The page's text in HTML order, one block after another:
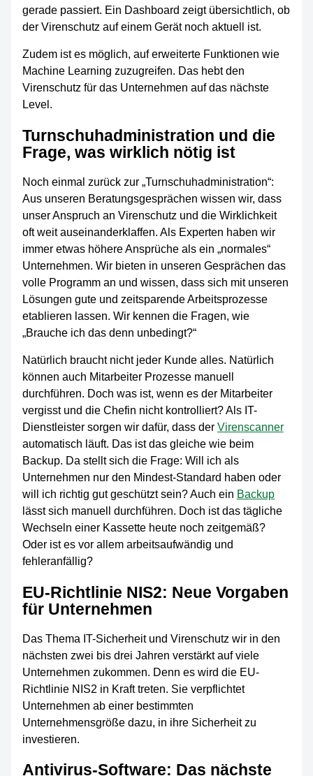
gerade passiert. Ein Dashboard zeigt übersichtlich, ob
der Virenschutz auf einem Gerät noch aktuell ist.
Zudem ist es möglich, auf erweiterte Funktionen wie
Machine Learning zuzugreifen. Das hebt den
Virenschutz für das Unternehmen auf das nächste
Level.
Turnschuhadministration und die
Frage, was wirklich nötig ist
Noch einmal zurück zur „Turnschuhadministration“:
Aus unseren Beratungsgesprächen wissen wir, dass
unser Anspruch an Virenschutz und die Wirklichkeit
oft weit auseinanderklaffen. Als Experten haben wir
immer etwas höhere Ansprüche als ein „normales“
Unternehmen. Wir bieten in unseren Gesprächen das
volle Programm an und wissen, dass sich mit unseren
Lösungen gute und zeitsparende Arbeitsprozesse
etablieren lassen. Wir kennen die Fragen, wie
„Brauche ich das denn unbedingt?“
Natürlich braucht nicht jeder Kunde alles. Natürlich
können auch Mitarbeiter Prozesse manuell
durchführen. Doch was ist, wenn es der Mitarbeiter
vergisst und die Chefin nicht kontrolliert? Als IT-
Dienstleister sorgen wir dafür, dass der Virenscanner
automatisch läuft. Das ist das gleiche wie beim
Backup. Da stellt sich die Frage: Will ich als
Unternehmen nur den Mindest-Standard haben oder
will ich richtig gut geschützt sein? Auch ein Backup
lässt sich manuell durchführen. Doch ist das tägliche
Wechseln einer Kassette heute noch zeitgemäß?
Oder ist es vor allem arbeitsaufwändig und
fehleranfällig?
EU-Richtlinie NIS2: Neue Vorgaben
für Unternehmen
Das Thema IT-Sicherheit und Virenschutz wir in den
nächsten zwei bis drei Jahren verstärkt auf viele
Unternehmen zukommen. Denn es wird die EU-
Richtlinie NIS2 in Kraft treten. Sie verpflichtet
Unternehmen ab einer bestimmten
Unternehmensgröße dazu, in ihre Sicherheit zu
investieren.
Antivirus-Software: Das nächste